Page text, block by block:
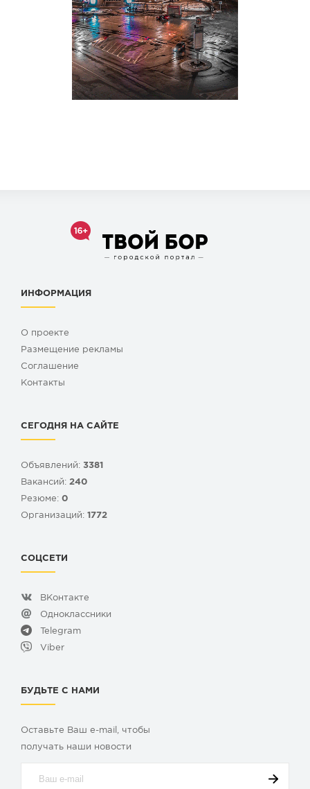
ИНФОРМАЦИЯ
О проекте
Размещение рекламы
Cоглашение
Контакты
СЕГОДНЯ НА САЙТЕ
Объявлений: 3381
Вакансий: 240
Резюме: 0
Организаций: 1772
СОЦСЕТИ
ВКонтакте
Одноклассники
Telegram
Viber
БУДЬТЕ С НАМИ
Оставьте Ваш e-mail, чтобы
получать наши новости